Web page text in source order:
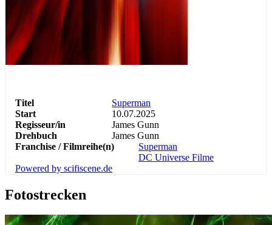
Titel
Superman
Start
10.07.2025
Regisseur/in
James Gunn
Drehbuch
James Gunn
Franchise / Filmreihe(n)
Superman
DC Universe Filme
Powered by scifiscene.de
Fotostrecken